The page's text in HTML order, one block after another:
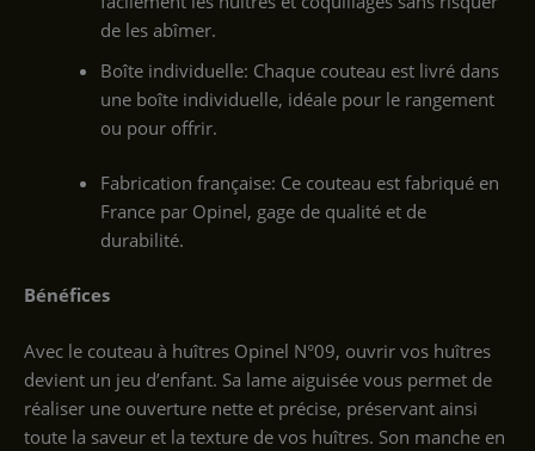
de les abîmer.
Boîte individuelle: Chaque couteau est livré dans
une boîte individuelle, idéale pour le rangement
ou pour offrir.
Fabrication française: Ce couteau est fabriqué en
France par Opinel, gage de qualité et de
durabilité.
Bénéfices
Avec le couteau à huîtres Opinel N°09, ouvrir vos huîtres
devient un jeu d’enfant. Sa lame aiguisée vous permet de
réaliser une ouverture nette et précise, préservant ainsi
toute la saveur et la texture de vos huîtres. Son manche en